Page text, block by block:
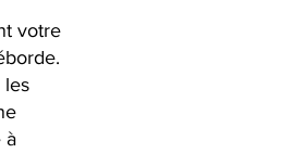
votre
les
à